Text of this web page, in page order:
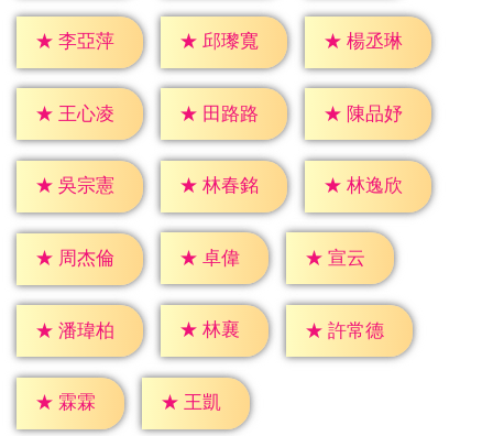
★ 李亞萍 ★ 邱瓈寬 ★ 楊丞琳
★ 王心凌 ★ 田路路 ★ 陳品妤
★ 吳宗憲 ★ 林春銘 ★ 林逸欣
★ 周杰倫 ★ 卓偉 ★ 宣云
★ 潘瑋柏 ★ 林襄 ★ 許常德
★ 霖霖 ★ 王凱